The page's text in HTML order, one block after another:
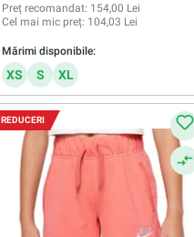
Preț recomandat: 154,00 Lei
Cel mai mic preț: 104,03 Lei
Mărimi disponibile:
XS S XL
REDUCERI